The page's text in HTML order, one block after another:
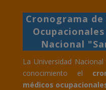
Cronograma de
Nacional
La Universidad
conocimiento el
médicos